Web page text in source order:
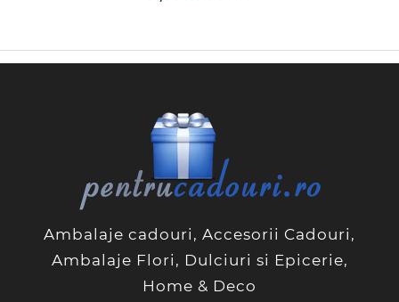
Ambalaje cadouri, Accesorii Cadouri,
Ambalaje Flori, Dulciuri si Epicerie,
Home & Deco